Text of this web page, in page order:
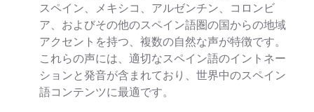
スペイン、メキシコ、アルゼンチン、コロンビ
ア、およびその他のスペイン語圏の国からの地域
アクセントを持つ、複数の自然な声が特徴です。
これらの声には、適切なスペイン語のイントネー
ションと発音が含まれており、世界中のスペイン
語コンテンツに最適です。